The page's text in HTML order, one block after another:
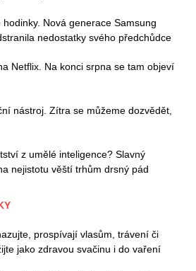
Nová generace Samsung
nedostatky svého předchůdce
Netflix. Na konci srpna se tam objeví
nástroj. Zítra se můžeme dozvědět,
z umělé inteligence? Slavný
nejistotu věští trhům drsný pád
prospívají vlasům, trávení či
jako zdravou svačinu i do vaření